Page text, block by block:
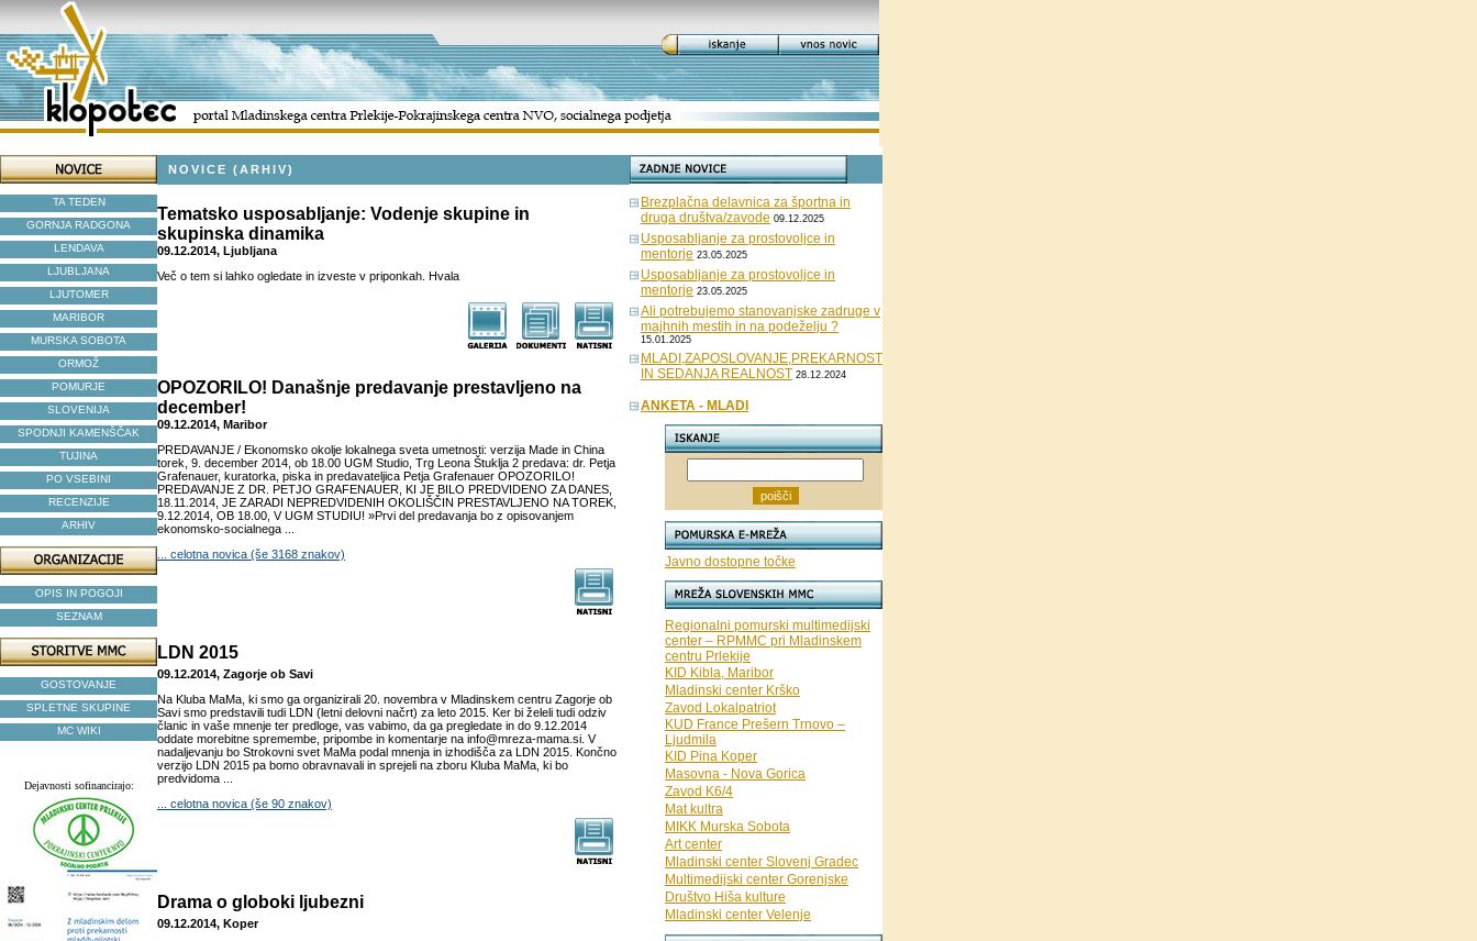
TA TEDEN
GORNJA RADGONA
LENDAVA
LJUBLJANA
LJUTOMER
MARIBOR
MURSKA SOBOTA
ORMOŽ
POMURJE
SLOVENIJA
SPODNJI KAMENŠČAK
TUJINA
PO VSEBINI
RECENZIJE
ARHIV
OPIS IN POGOJI
SEZNAM
GOSTOVANJE
SPLETNE SKUPINE
MC WIKI
Dejavnosti sofinancirajo:
NOVICE (ARHIV)
Tematsko usposabljanje: Vodenje skupine in
skupinska dinamika
09.12.2014, Ljubljana
Več o tem si lahko ogledate in izveste v priponkah. Hvala
OPOZORILO! Današnje predavanje prestavljeno na
december!
09.12.2014, Maribor
PREDAVANJE / Ekonomsko okolje lokalnega sveta umetnosti: verzija Made in China
torek, 9. december 2014, ob 18.00 UGM Studio, Trg Leona Štuklja 2 predava: dr. Petja
Grafenauer, kuratorka, piska in predavateljica Petja Grafenauer OPOZORILO!
PREDAVANJE Z DR. PETJO GRAFENAUER, KI JE BILO PREDVIDENO ZA DANES,
18.11.2014, JE ZARADI NEPREDVIDENIH OKOLIŠČIN PRESTAVLJENO NA TOREK,
9.12.2014, OB 18.00, V UGM STUDIU! »Prvi del predavanja bo z opisovanjem
ekonomsko-socialnega ...
... celotna novica (še 3168 znakov)
LDN 2015
09.12.2014, Zagorje ob Savi
Na Kluba MaMa, ki smo ga organizirali 20. novembra v Mladinskem centru Zagorje ob
Savi smo predstavili tudi LDN (letni delovni načrt) za leto 2015. Ker bi želeli tudi odziv
članic in vaše mnenje ter predloge, vas vabimo, da ga pregledate in do 9.12.2014
oddate morebitne spremembe, pripombe in komentarje na info@mreza-mama.si. V
nadaljevanju bo Strokovni svet MaMa podal mnenja in izhodišča za LDN 2015. Končno
verzijo LDN 2015 pa bomo obravnavali in sprejeli na zboru Kluba MaMa, ki bo
predvidoma ...
... celotna novica (še 90 znakov)
Drama o globoki ljubezni
09.12.2014, Koper
Brezplačna delavnica za športna in
druga društva/zavode 09.12.2025
Usposabljanje za prostovoljce in
mentorje 23.05.2025
Usposabljanje za prostovoljce in
mentorje 23.05.2025
Ali potrebujemo stanovanjske zadruge v
majhnih mestih in na podeželju ?
15.01.2025
MLADI,ZAPOSLOVANJE,PREKARNOST
IN SEDANJA REALNOST 28.12.2024
ANKETA - MLADI
Javno dostopne točke
Regionalni pomurski multimedijski
center – RPMMC pri Mladinskem
centru Prlekije
KID Kibla, Maribor
Mladinski center Krško
Zavod Lokalpatriot
KUD France Prešern Trnovo –
Ljudmila
KID Pina Koper
Masovna - Nova Gorica
Zavod K6/4
Mat kultra
MIKK Murska Sobota
Art center
Mladinski center Slovenj Gradec
Multimedijski center Gorenjske
Društvo Hiša kulture
Mladinski center Velenje